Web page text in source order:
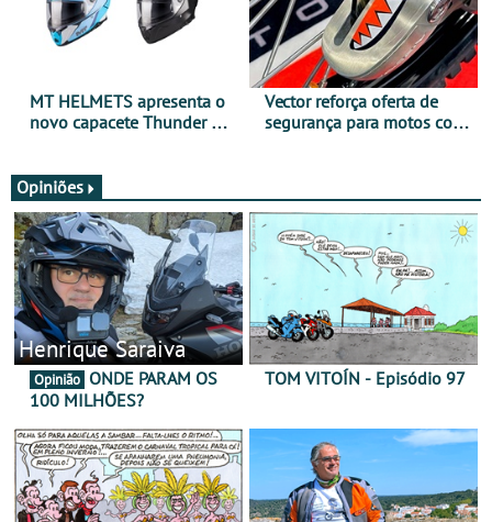
MT HELMETS apresenta o
novo capacete Thunder 4 R
Vector reforça oferta de
segurança para motos com
Opiniões
Henrique Saraiva
Opinião
100 MILHÕES?
TOM VITOÍN - Episódio 97